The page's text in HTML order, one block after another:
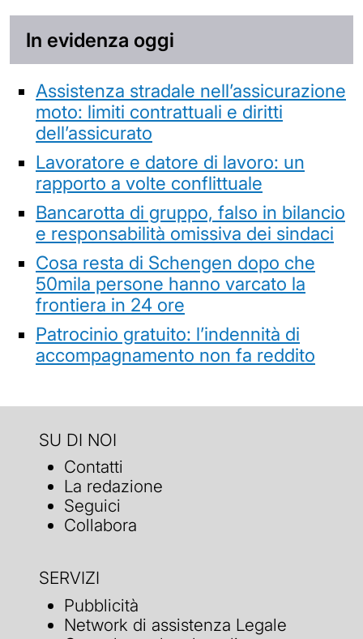
In evidenza oggi
Assistenza stradale nell’assicurazione
moto: limiti contrattuali e diritti
dell’assicurato
Lavoratore e datore di lavoro: un
rapporto a volte conflittuale
Bancarotta di gruppo, falso in bilancio
e responsabilità omissiva dei sindaci
Cosa resta di Schengen dopo che
50mila persone hanno varcato la
frontiera in 24 ore
Patrocinio gratuito: l’indennità di
accompagnamento non fa reddito
SU DI NOI
Contatti
La redazione
Seguici
Collabora
SERVIZI
Pubblicità
Network di assistenza Legale